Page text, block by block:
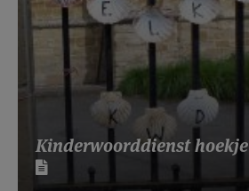
Kinderwoorddienst hoekje